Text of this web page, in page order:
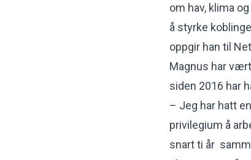
om hav, klima
å styrke
oppgir han til
Magnus har
siden 2016 har
– Jeg har hatt
privilegium å
snart ti år